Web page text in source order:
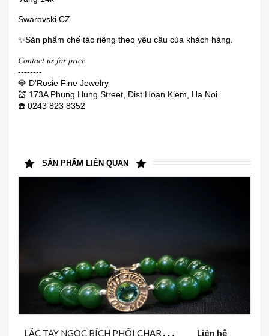
Swarovski CZ
✨️Sản phẩm chế tác riêng theo yêu cầu của khách hàng.
𝐶𝑜𝑛𝑡𝑎𝑐𝑡 𝑢𝑠 𝑓𝑜𝑟 𝑝𝑟𝑖𝑐𝑒
--------
💎 D'Rosie Fine Jewelry
💒 173A Phung Hung Street, Dist.Hoan Kiem, Ha Noi
☎️ 0243 823 8352
SẢN PHẨM LIÊN QUAN
L
ẮC TAY NGỌC BÍCH PHỐI CHARM OMANI PAD MEHUM Liên hệ